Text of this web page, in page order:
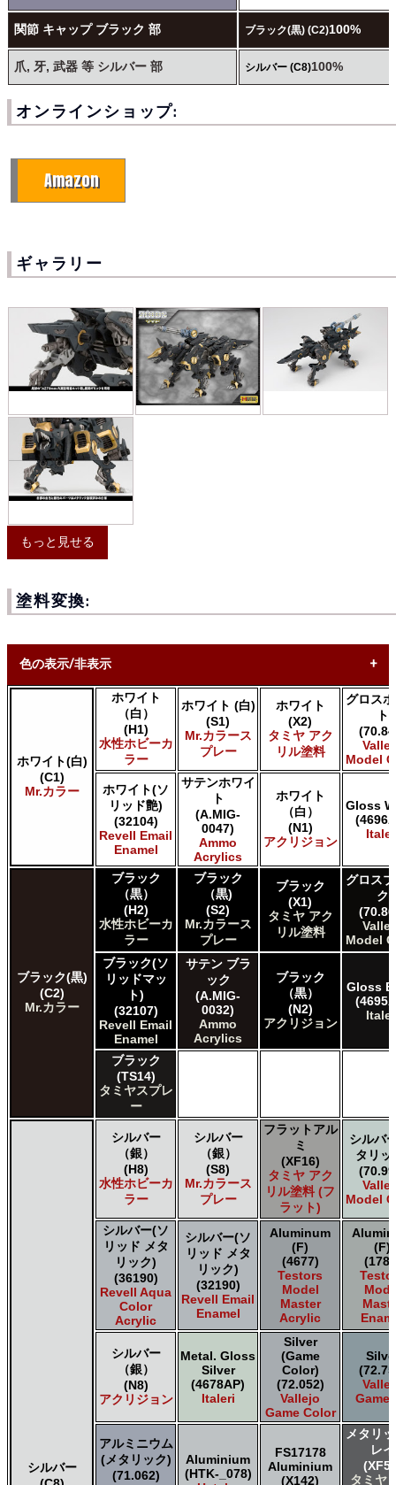
関節 キャップ ブラック 部 ブラック(黒) (C2)100%
爪, 牙, 武器 等 シルバー 部 シルバー (C8)100%
オンラインショップ:
Amazon
ギャラリー
もっと見せる
塗料変換:
色の表示/非表示
* ボックスをオン/オフにして、同等の色を見つけやすくしま
Uncheck ALL
AK INTERACTIVE AK 3rd Gen Acrylics
AK INTERACTIVE AK Acrylics
AK INTERACTIVE AK Real Color
ALCLAD II ALCLAD II
AMMO by Mig Jimenez Ammo Acrylics
Acrylicos Vallejo Vallejo Game Air
Acrylicos Vallejo Vallejo Game Color
Acrylicos Vallejo Vallejo Liquid Gold
Acrylicos Vallejo Vallejo Mecha Color
Acrylicos Vallejo Vallejo Metal Color
Acrylicos Vallejo Vallejo Model Air
Acrylicos Vallejo Vallejo Model Color
Acrylicos Vallejo Vallejo Panzer Aces
Citadel Colour Citadel
E7 Paints E7 Paints
HATAKA HOBBY Hataka
Humbrol - Hornby Hobbies Humbrol Acrylic
Humbrol of Hornby Hobbies Humbrol Enamel
Italeri Italeri
Lifecolor Lifecolor
Mission Models Mission Models
Revell of Germany Revell Aqua Color Acrylic
Revell of Germany Revell Email Enamel
Testors of Rust-Oleum Group Testors Model Master
Testors of Rust-Oleum Group Testors Model Master
The Scale Modellers Supply SMS
Xtracolor Xtracolor
ガイアノーツ ガイア エナメル カラー
ガイアノーツ ガイアカラー
タミヤ タミヤ アクリル塗料
タミヤ タミヤ エアーモデルスプレー
タミヤ タミヤ エナメル塗料
タミヤ タミヤ トップコート/サーフェイサー/プライマー
タミヤ タミヤスプレー
タミヤ タミヤスプレー
ＧＳＩクレオス Mr.カラー
ホワイト(白)
(C1)
Mr.カラー
ホワイト
（白）
(H1)
水性ホビーカ
ラー
ホワイト (白)
(S1)
Mr.カラース
プレー
ホワイト
(X2)
タミヤ アク
リル塗料
グロス
ト
Model
ホワイト(ソ
リッド艶)
(32104)
Revell Email
Enamel
サテンホワイ
ト
(A.MIG-
0047)
Ammo
Acrylics
ホワイト
（白）
(N1)
アクリジョン
Gloss
ブラック(黒)
(C2)
Mr.カラー
ブラック
（黒）
(H2)
水性ホビーカ
ラー
ブラック
（黒)
(S2)
Mr.カラース
プレー
ブラック
(X1)
タミヤ アク
リル塗料
グロス
ク
Model
ブラック(ソ
リッドマッ
ト)
(32107)
Revell Email
Enamel
サテン ブラ
ック
(A.MIG-
0032)
Ammo
Acrylics
ブラック
（黒）
(N2)
アクリジョン
Gloss
ブラック
(TS14)
タミヤスプレ
ー
シルバー
シルバー
（銀）
(H8)
水性ホビーカ
ラー
シルバー
（銀）
(S8)
Mr.カラース
プレー
フラットアル
ミ
(XF16)
タミヤ アク
リル塗料 (フ
ラット)
シルバ
タリッ
Model
シルバー(ソ
リッド メタ
リック)
(36190)
Revell Aqua
Color
Acrylic
シルバー(ソ
リッド メタ
リック)
(32190)
Revell Email
Enamel
Aluminum
(F)
(4677)
Testors
Model
Master
Acrylic
(F)
シルバー
（銀）
(N8)
アクリジョン
Metal. Gloss
Silver
(4678AP)
Italeri
Silver
(Game
Color)
(72.052)
Vallejo
Game Color
Game
アルミニウム
(メタリック)
(71.062)
Aluminium
(HTK-_078)
FS17178
Aluminium
(X142)
メタリ
レイ
タミヤ